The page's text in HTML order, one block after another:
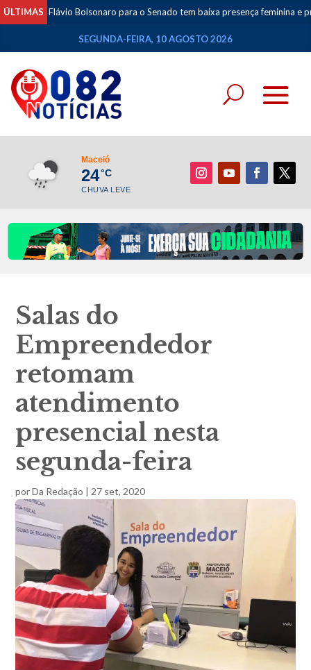
ÚLTIMAS
Flávio Bolsonaro para o Senado tem baixa presença feminina e prioriza
SEGUNDA-FEIRA, 10 AGOSTO 2026
Maceió
24°C
CHUVA LEVE
Salas do
Empreendedor
retomam
atendimento
presencial nesta
segunda-feira
porDa Redação | 27 set, 2020